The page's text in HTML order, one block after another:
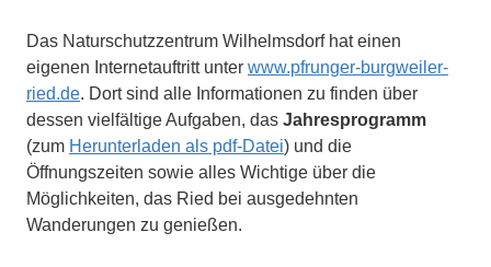
Das Naturschutzzentrum Wilhelmsdorf hat einen
eigenen Internetauftritt unter www.pfrunger-burgweiler-
ried.de. Dort sind alle Informationen zu finden über
dessen vielfältige Aufgaben, das Jahresprogramm
(zum Herunterladen als pdf-Datei) und die
Öffnungszeiten sowie alles Wichtige über die
Möglichkeiten, das Ried bei ausgedehnten
Wanderungen zu genießen.